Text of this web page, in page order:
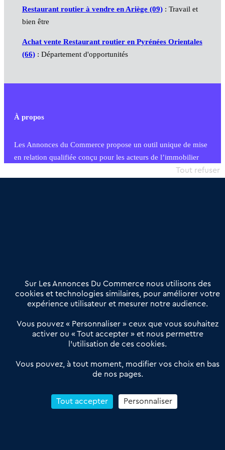
Restaurant routier à vendre en Ariège (09): Travail et
bien être
Achat vente Restaurant routier en Pyrénées Orientales
(66): Département d'opportunités
À propos
Les Annonces du Commerce propose un outil unique de mise
en relation qualifiée conçu pour les acteurs de l’immobilier
commercial et les collectivités territoriales, simple et intégrant
Offres Pro
Actualités
Qui sommes nous ?
Derniers articles
Réseau 3C : un partenaire national dédié aux transactions
Petitscommerces : Un partenariat au service du commerce de
proximité et des territoires
Reprendre un Restaurant Rapide
Sur Les Annonces Du Commerce nous utilisons des
cookies et technologies similaires, pour améliorer votre
expérience utilisateur et mesurer notre audience.
Vous pouvez « Personnaliser » ceux que vous souhaitez
activer ou « Tout accepter » et nous permettre
l’utilisation de ces cookies.
Vous pouvez, à tout moment, modifier vos choix en bas
de nos pages.
Tout accepter
Tout refuser
Personnaliser